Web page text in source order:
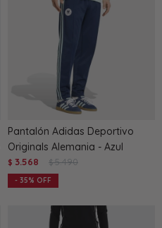
Pantalón Adidas Deportivo
Originals Alemania - Azul
$ 3.568 $ 5.490
35